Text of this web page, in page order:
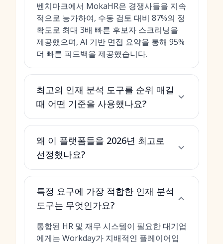
벤치마크에서 MokaHR은 경쟁사들을 지속
적으로 능가하여, 수동 검토 대비 87%의 정
확도로 최대 3배 빠른 후보자 스크리닝을
제공했으며, AI 기반 면접 요약을 통해 95%
더 빠른 피드백을 제공했습니다.
최고의 인재 분석 도구를 순위 매길
때 어떤 기준을 사용했나요?
왜 이 플랫폼들을 2026년 최고로
선정했나요?
특정 요구에 가장 적합한 인재 분석
도구는 무엇인가요?
통합된 HR 및 재무 시스템이 필요한 대기업
에게는 Workday가 지배적인 플레이어입